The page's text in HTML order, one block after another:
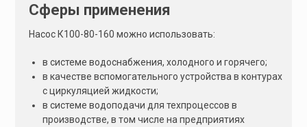
Сферы применения
Насос К100-80-160 можно использовать:
в системе водоснабжения, холодного и горячего;
в качестве вспомогательного устройства в контурах
с циркуляцией жидкости;
в системе водоподачи для техпроцессов в
производстве, в том числе на предприятиях